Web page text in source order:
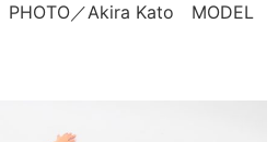
／Akira Kato MODEL